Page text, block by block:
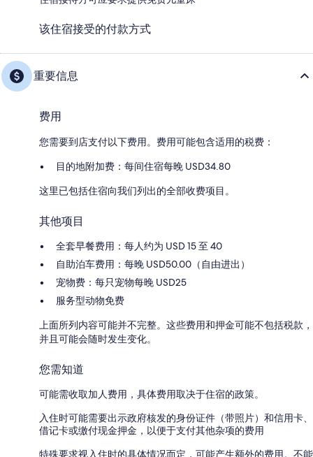
该住宿接受的付款方式
重要信息
费用
您需要到店支付以下费用。费用可能包含适用的税费：
目的地附加费：每间住宿每晚 USD34.80
这里已包括住宿向我们列出的全部收费项目。
其他项目
全套早餐费用：每人约为 USD 15 至 40
自助泊车费用：每晚 USD50.00（自由进出）
宠物费：每只宠物每晚 USD25
服务型动物免费
上面所列内容可能并不完整。这些费用和押金可能不包括税款，
并且可能会随时发生变化。
您需知道
可能需收取加人费用，具体费用取决于住宿的政策。
入住时可能需要出示政府核发的身份证件（带照片）和信用卡、
借记卡或缴付现金押金，以便于支付其他杂项的费用
特殊要求视入住时的具体情况而定，可能产生额外的费用。不能